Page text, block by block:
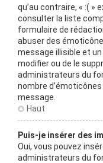
qu’au contraire, « :( »
consulter la liste
formulaire de
abuser des
message illisible et
modifier ou de le
administrateurs du
nombre d’émoticônes
message.
Haut
Puis-je insérer des
Oui, vous pouvez
administrateurs du